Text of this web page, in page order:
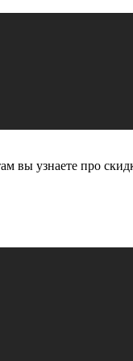
вы узнаете про